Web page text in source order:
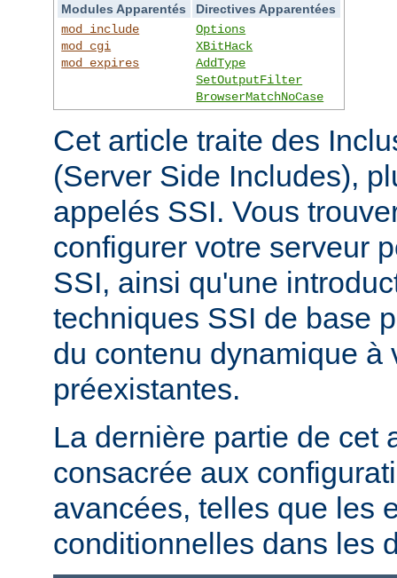
Modules Apparentés
Directives Apparentées
mod_include
mod_cgi
mod_expires
Options
XBitHack
AddType
SetOutputFilter
BrowserMatchNoCase
Cet article traite des
(Server Side Includes),
appelés SSI. Vous
configurer votre serveur
SSI, ainsi qu'une
techniques SSI de base
du contenu dynamique à
préexistantes.
La dernière partie de cet
consacrée aux
avancées, telles que les
conditionnelles dans les